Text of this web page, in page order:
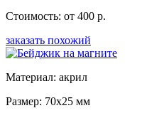
Стоимость: от 400 р.
заказать похожий
Материал: акрил
Размер: 70x25 мм